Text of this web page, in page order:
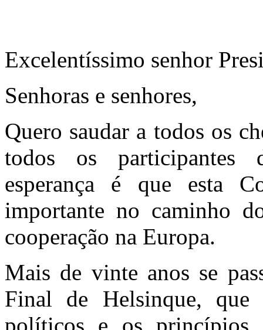
Excelentíssimo senhor
Senhoras e senhores,
Quero saudar a todos os
todos os participantes
esperança é que esta
importante no caminho
cooperação na Europa.
Mais de vinte anos se
Final de Helsinque, que